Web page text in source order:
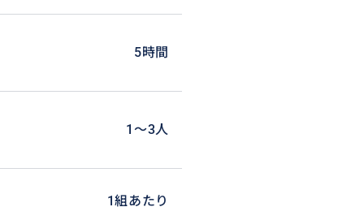
5時間
1〜3人
1組あたり